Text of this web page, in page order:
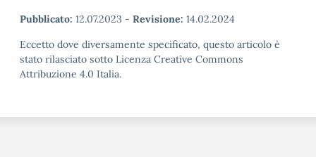
Pubblicato: 12.07.2023 - Revisione: 14.02.2024
Eccetto dove diversamente specificato, questo articolo è
stato rilasciato sotto Licenza Creative Commons
Attribuzione 4.0 Italia.